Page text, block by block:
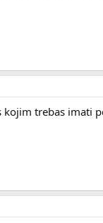
kojim trebas imati